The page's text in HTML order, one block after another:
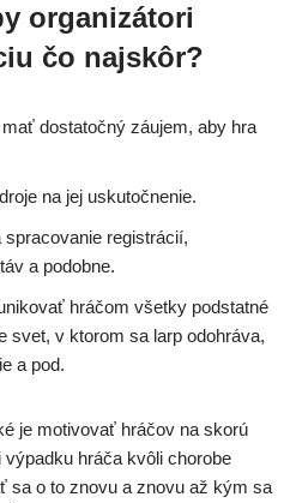
organizátori
čo najskôr?
dosta­toč­ný záu­jem, aby hra
na jej uskutočnenie.
regis­trá­cií,
a podobne.
hrá­čom všet­ky pod­stat­né
svet, v kto­rom sa larp odo­hrá­va,
a pod.
je moti­vo­vať hrá­čov na sko­rú
výpad­ku hrá­ča kvô­li cho­ro­be
sa o to zno­vu a zno­vu až kým sa